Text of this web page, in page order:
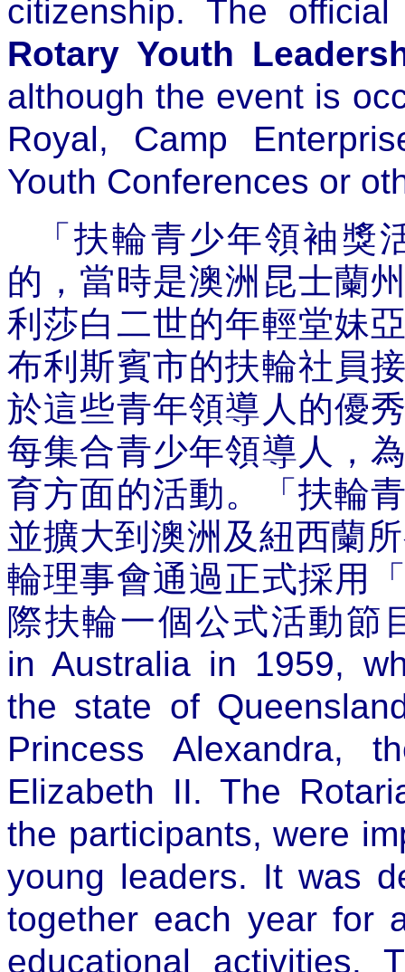
citizenship. The
Rotary Youth
although the event is
Royal, Camp
Youth Conferences or
「扶輪青少年領袖獎
的，當時是澳洲昆士蘭
利莎白二世的年輕堂妹
布利斯賓市的扶輪社員
於這些青年領導人的優
每集合青少年領導人，
育方面的活動。「扶輪
並擴大到澳洲及紐西蘭
輪理事會通過正式採用
際扶輪一個公式活動節
in Australia in 1959,
the state of
Princess Alexandra,
Elizabeth II. The
the participants, were
young leaders. It was
together each year for
educational activities.